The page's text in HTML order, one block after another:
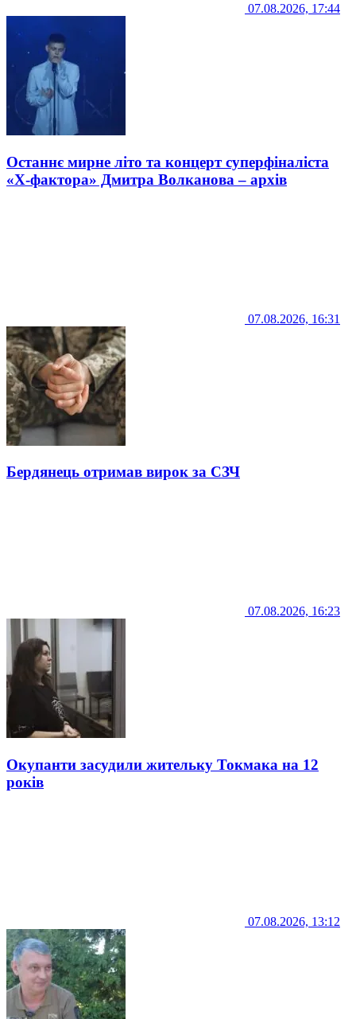
07.08.2026, 17:44
Останнє мирне літо та концерт суперфіналіста
«Х-фактора» Дмитра Волканова – архів
07.08.2026, 16:31
Бердянець отримав вирок за СЗЧ
07.08.2026, 16:23
Окупанти засудили жительку Токмака на 12
років
07.08.2026, 13:12